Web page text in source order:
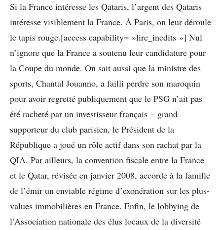
Si la France intéresse les Qataris, l’argent des Qataris
intéresse visiblement la France. À Paris, on leur déroule
le tapis rouge.[access capability= »lire_inedits »] Nul
n’ignore que la France a soutenu leur candidature pour
la Coupe du monde. On sait aussi que la ministre des
sports, Chantal Jouanno, a failli perdre son maroquin
pour avoir regretté publiquement que le PSG n’ait pas
été racheté par un investisseur français − grand
supporteur du club parisien, le Président de la
République a joué un rôle actif dans son rachat par la
QIA. Par ailleurs, la convention fiscale entre la France
et le Qatar, révisée en janvier 2008, accorde à la famille
de l’émir un enviable régime d’exonération sur les plus-
values immobilières en France. Enfin, le lobbying de
l’Association nationale des élus locaux de la diversité